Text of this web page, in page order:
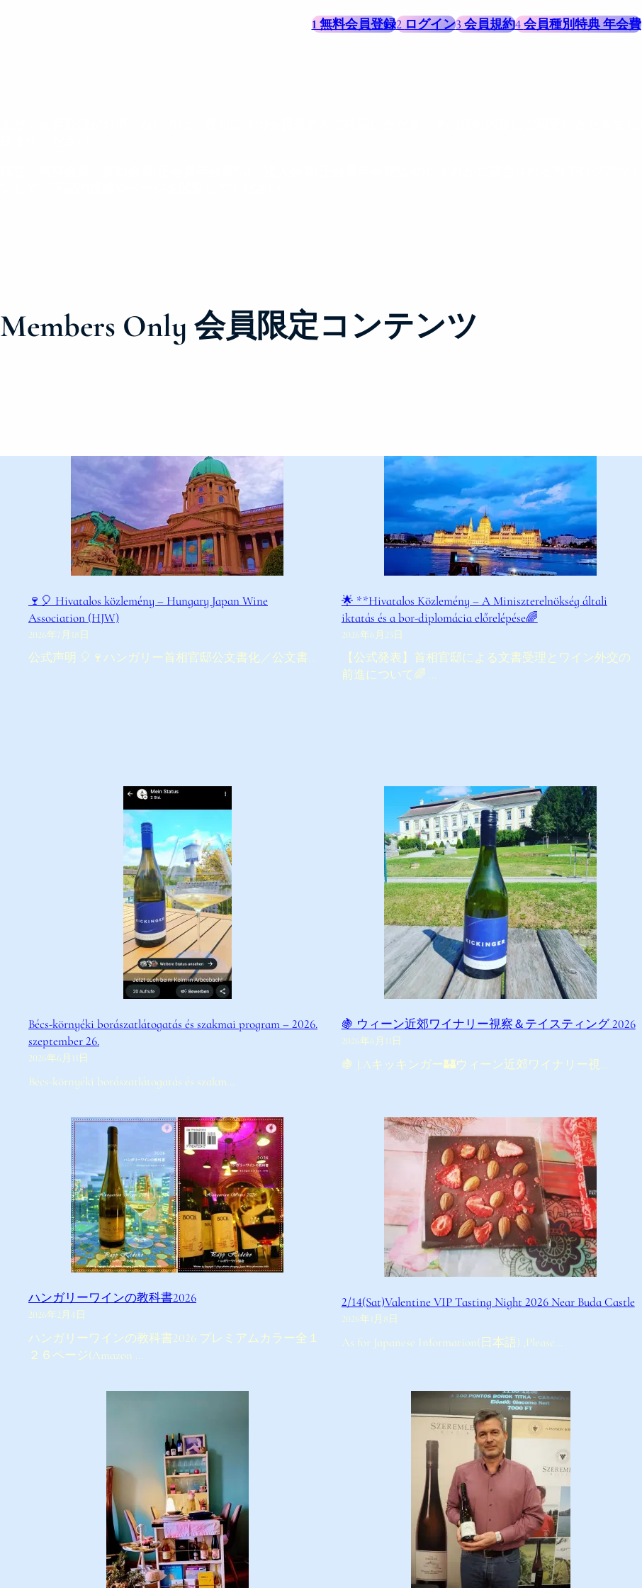
1 無料会員登録2 ログイン3 会員規約4会員種別特典 年会費
Members Only 会員限定コンテンツ
🍷🎈 Hivatalos közlemény – Hungary Japan Wine
Association (HJW)
2026年7月18日
公式声明 🎈🍷ハンガリー首相官邸公文書化／公文書…
🌟 **Hivatalos Közlemény – A Miniszterelnökség általi
iktatás és a bor-diplomácia előrelépése🌈
2026年6月25日
【公式発表】首相官邸による文書受理とワイン外交の
前進について🌈 …
Bécs-környéki borászatlátogatás és szakmai program – 2026.
szeptember 26.
2026年6月11日
Bécs-környéki borászatlátogatás és szakm…
🍇 ウィーン近郊ワイナリー視察＆テイスティング 2026
2026年6月11日
🍇 J.Aキッキンガー🏰ウィーン近郊ワイナリー視…
ハンガリーワインの教科書2026
2026年2月4日
ハンガリーワインの教科書2026 プレミアムカラー全１
２６ページ(Amazon …
2/14(Sat)Valentine VIP Tasting Night 2026 Near Buda Castle
2026年1月8日
As for Japanese Information(日本語) ,Please…